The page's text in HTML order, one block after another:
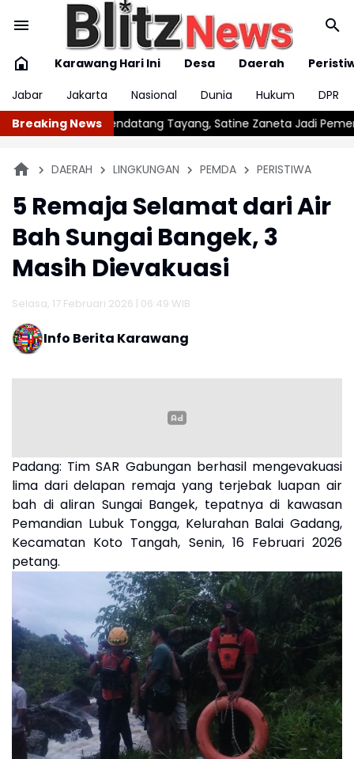
Karawang Hari Ini Desa Daerah
Jabar
Jakarta Nasional Dunia Hukum
DPR
Breaking News
Satine Zaneta Jadi Pemeran Utama Film Siti Si Vampir
DAERAH LINGKUNGAN PEMDA PERISTIWA
5 Remaja Selamat dari Air
Bah Sungai Bangek, 3
Masih Dievakuasi
Selasa, 17 Februari 2026 | 06:49 WIB
Info Berita Karawang
Padang: Tim SAR Gabungan berhasil mengevakuasi
lima dari delapan remaja yang terjebak luapan air
bah di aliran Sungai Bangek, tepatnya di kawasan
Pemandian Lubuk Tongga, Kelurahan Balai Gadang,
Kecamatan Koto Tangah, Senin, 16 Februari 2026
petang.